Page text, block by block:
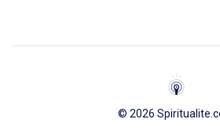
© 2026